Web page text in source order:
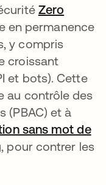
Zero
en permanence
y compris
croissant
et bots). Cette
au contrôle des
(PBAC) et à
sans mot de
pour contrer les